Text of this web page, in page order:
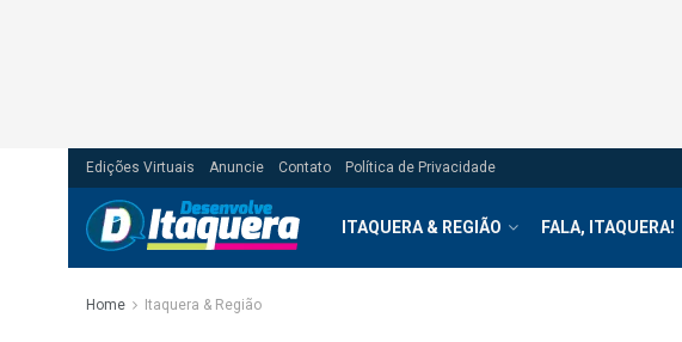
Edições Virtuais Anuncie Contato Política de Privacidade
ITAQUERA & REGIÃO FALA, ITAQUERA!
Home Itaquera & Região